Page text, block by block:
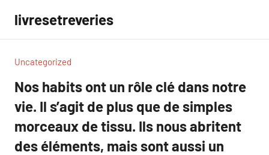
contenu
livresetreveries
Uncategorized
Nos habits ont un rôle clé dans notre
vie. Il s’agit de plus que de simples
morceaux de tissu. Ils nous abritent
des éléments, mais sont aussi un